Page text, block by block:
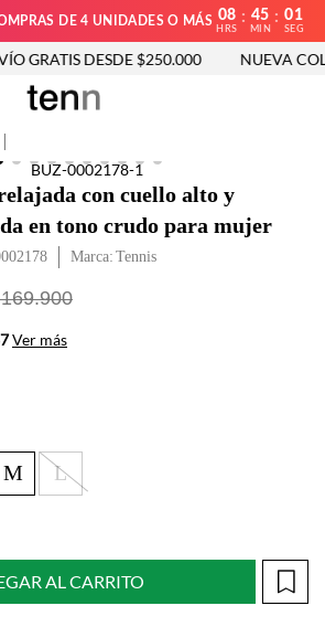
DE 4 UNIDADES O MÁS 08
HRS
: 45
MIN
: 01
SEG
GRATIS DESDE $250.000 NUEVA
con cuello alto y
en tono crudo para mujer
Tennis
Ver más
M L
AL CARRITO